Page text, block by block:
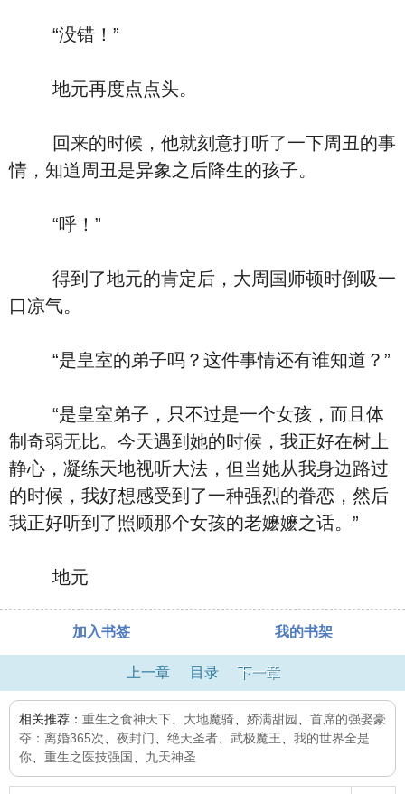
“没错！”
地元再度点点头。
回来的时候，他就刻意打听了一下周丑的事
情，知道周丑是异象之后降生的孩子。
“呼！”
得到了地元的肯定后，大周国师顿时倒吸一
口凉气。
“是皇室的弟子吗？这件事情还有谁知道？”
“是皇室弟子，只不过是一个女孩，而且体
制奇弱无比。今天遇到她的时候，我正好在树上
静心，凝练天地视听大法，但当她从我身边路过
的时候，我好想感受到了一种强烈的眷恋，然后
我正好听到了照顾那个女孩的老嬷嬷之话。”
地元
加入书签 我的书架
上一章 目录 下一章
相关推荐： 重生之食神天下 大地魔骑 娇满甜园
首席的强娶豪
夺：离婚365次
夜封门 绝天圣者 武极魔王
我的世界全是
你
重生之医技强国 九天神圣